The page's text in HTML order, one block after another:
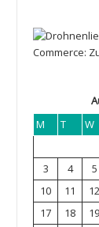
M
T W
3
4 5
10
11 12
17
18 19